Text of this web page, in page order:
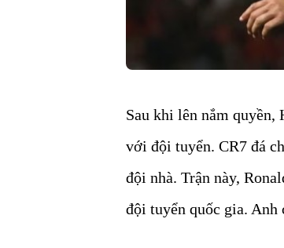
Sau khi lên nắm
với đội tuyển. CR7 đá
đội nhà. Trận này,
đội tuyển quốc gia. Anh